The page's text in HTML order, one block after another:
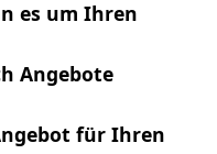
es um Ihren
Angebote
für Ihren